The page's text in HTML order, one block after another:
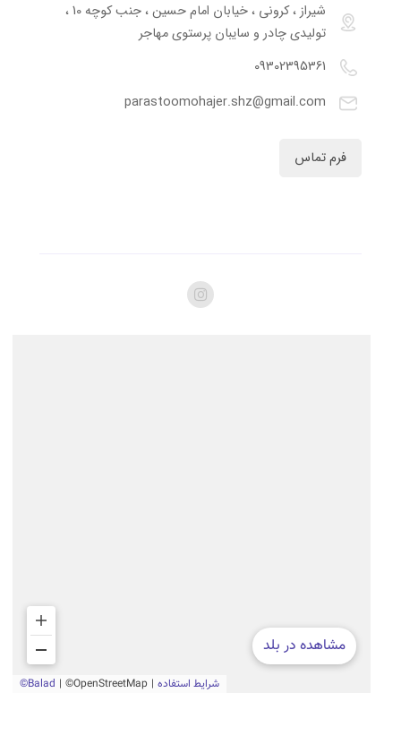
شیراز ، کرونی ، خیابان امام حسین ، جنب کوچه 10 ،
تولیدی چادر و سایبان پرستوی مهاجر
09302395361
parastoomohajer.shz@gmail.com
فرم تماس